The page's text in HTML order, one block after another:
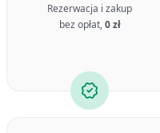
Rezerwacja i zakup
bez opłat,0 zł